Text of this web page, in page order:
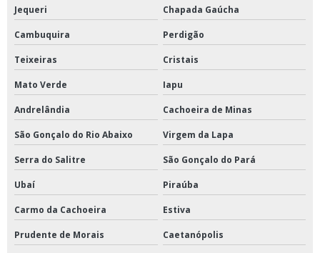
Jequeri Chapada Gaúcha
Cambuquira Perdigão
Teixeiras Cristais
Mato Verde Iapu
Andrelândia Cachoeira de Minas
São Gonçalo do Rio Abaixo Virgem da Lapa
Serra do Salitre São Gonçalo do Pará
Ubaí Piraúba
Carmo da Cachoeira Estiva
Prudente de Morais Caetanópolis